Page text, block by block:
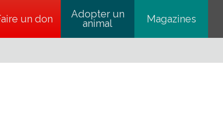
un don
s’ouvre dans un nouvel onglet
Adopter un
animal Magazines